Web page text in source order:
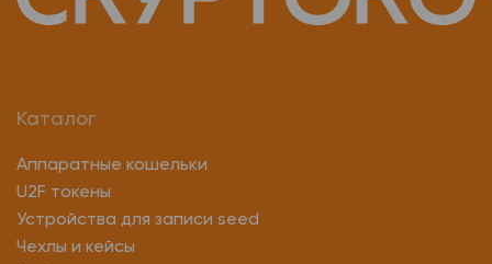
Каталог
Аппаратные кошельки
U2F токены
Устройства для записи seed
Чехлы и кейсы